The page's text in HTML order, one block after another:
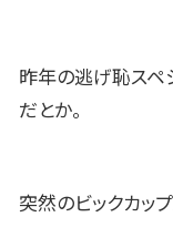
昨年の逃げ恥スペ
だとか。
突然のビックカッ